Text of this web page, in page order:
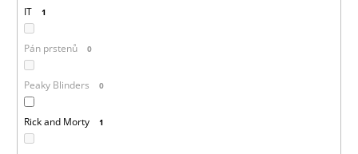
IT 1
Pán prstenů 0
Peaky Blinders 0
Rick and Morty 1